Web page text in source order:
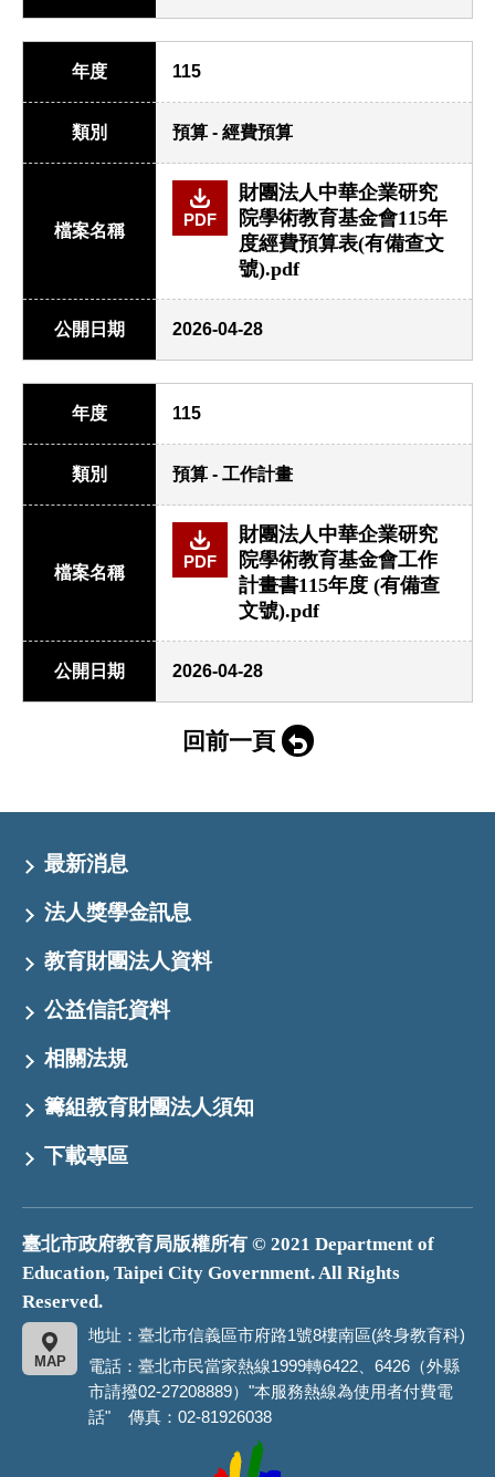
年度 115
類別 預算 - 經費預算
檔案名稱
PDF
財團法人中華企業研究
院學術教育基金會115年
度經費預算表(有備查文
號).pdf
公開日期 2026-04-28
年度 115
類別 預算 - 工作計畫
檔案名稱
PDF
財團法人中華企業研究
院學術教育基金會工作
計畫書115年度 (有備查
文號).pdf
公開日期 2026-04-28
回前一頁
最新消息
法人獎學金訊息
教育財團法人資料
公益信託資料
相關法規
籌組教育財團法人須知
下載專區
臺北市政府教育局版權所有 © 2021 Department of
Education, Taipei City Government. All Rights
Reserved.
地址：臺北市信義區市府路1號8樓南區(終身教育科)
MAP
電話：臺北市民當家熱線1999轉6422、6426（外縣
市請撥02-27208889）"本服務熱線為使用者付費電
話" 傳真：02-81926038
市